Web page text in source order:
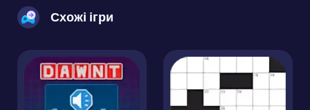
Схожі ігри